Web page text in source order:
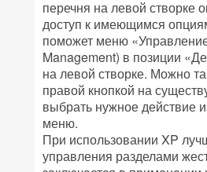
перечня на левой створке
доступ к имеющимся
поможет меню
Management) в позиции
на левой створке. Можно
правой кнопкой на
выбрать нужное действие
меню.
При использовании XP
управления разделами